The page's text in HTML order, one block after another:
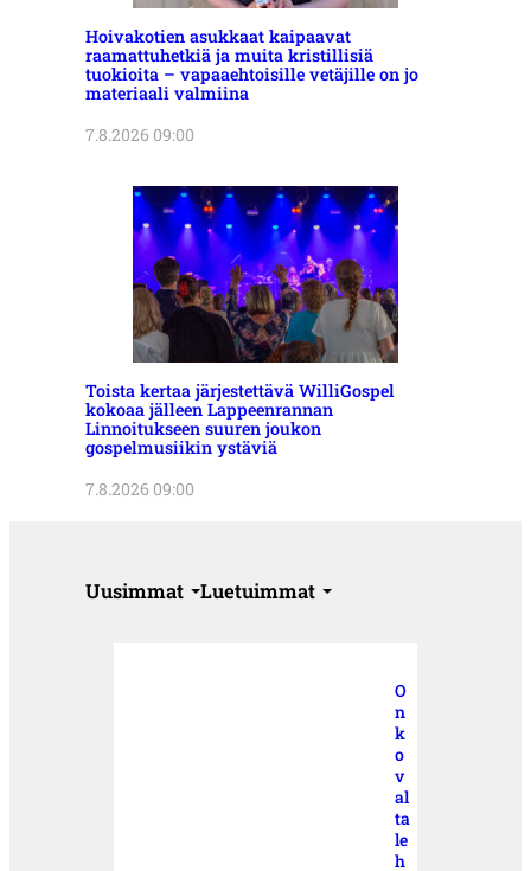
Hoivakotien asukkaat kaipaavat
raamattuhetkiä ja muita kristillisiä
tuokioita – vapaaehtoisille vetäjille on jo
materiaali valmiina
7.8.2026 09:00
Toista kertaa järjestettävä WilliGospel
kokoaa jälleen Lappeenrannan
Linnoitukseen suuren joukon
gospelmusiikin ystäviä
7.8.2026 09:00
Uusimmat Luetuimmat
O
n
k
o
v
al
ta
le
h